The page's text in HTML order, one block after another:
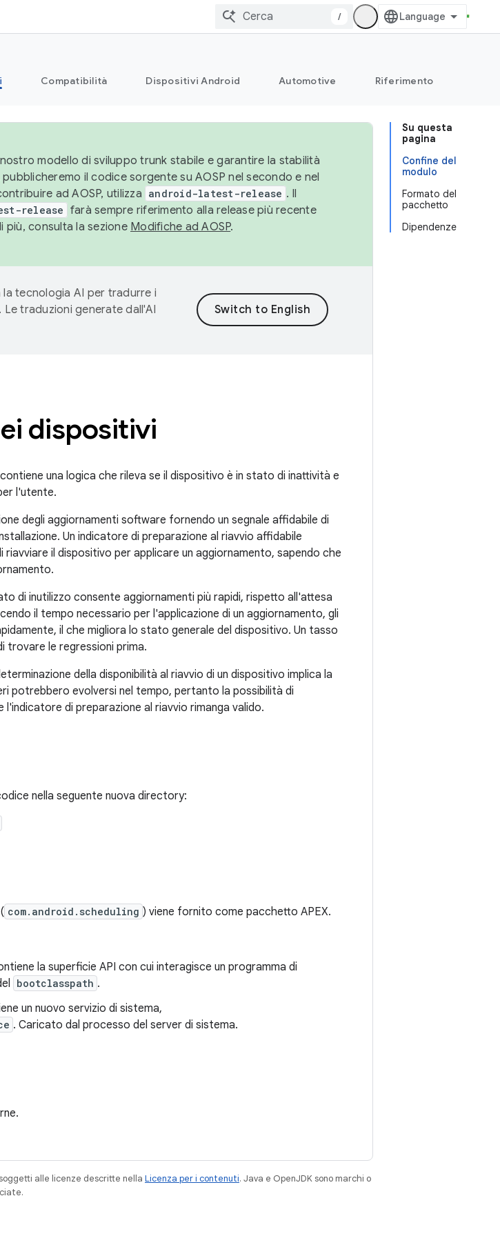
/
Compatibilità Dispositivi Android Automotive Riferimento
Su questa
pagina
Confine del
modulo
Formato del
pacchetto
Dipendenze
modello di sviluppo trunk stabile e garantire la stabilità
il codice sorgente su AOSP nel secondo e nel
ad AOSP, utilizza android-latest-release . Il
release farà sempre riferimento alla release più recente
più, consulta la sezione Modifiche ad AOSP.
la tecnologia AI per tradurre i
traduzioni generate dall'AI
dispositivi
una logica che rileva se il dispositivo è in stato di inattività e
l'utente.
degli aggiornamenti software fornendo un segnale affidabile di
Un indicatore di preparazione al riavvio affidabile
il dispositivo per applicare un aggiornamento, sapendo che
di inutilizzo consente aggiornamenti più rapidi, rispetto all'attesa
il tempo necessario per l'applicazione di un aggiornamento, gli
il che migliora lo stato generale del dispositivo. Un tasso
trovare le regressioni prima.
della disponibilità al riavvio di un dispositivo implica la
potrebbero evolversi nel tempo, pertanto la possibilità di
di preparazione al riavvio rimanga valido.
nella seguente nuova directory:
com.android.scheduling ) viene fornito come pacchetto APEX.
la superficie API con cui interagisce un programma di
bootclasspath .
un nuovo servizio di sistema,
. Caricato dal processo del server di sistema.
alle licenze descritte nella Licenza per i contenuti. Java e OpenJDK sono marchi o